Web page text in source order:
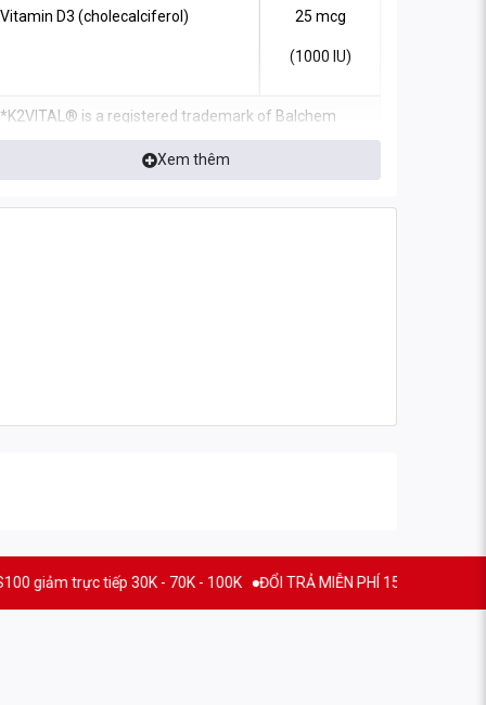
Vitamin D3 (cholecalciferol) 25 mcg
(1000 IU)
*K2VITAL® is a registered trademark of Balchem
Corporation or its subsidiaries.
Non-Medicinal Ingredients:Organic virgin coconut
oil (yielding 65% - 75% medium chain triglycerides)**,
Xem thêm
trực tiếp 30K - 70K - 100K ĐỔI TRẢ MIỄN PHÍ 15 NGÀY